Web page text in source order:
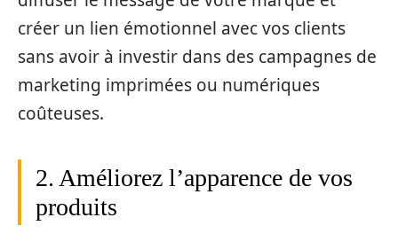
créer un lien émotionnel avec vos clients
sans avoir à investir dans des campagnes de
marketing imprimées ou numériques
coûteuses.
2. Améliorez l’apparence de vos
produits